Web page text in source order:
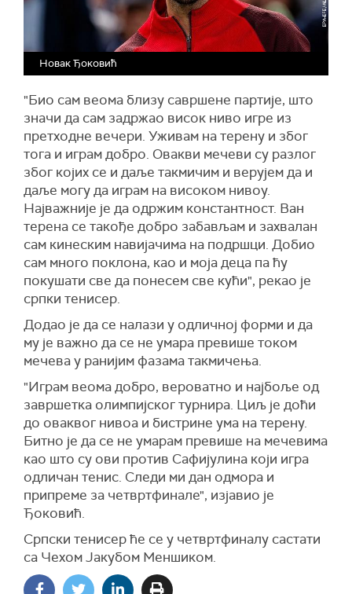
Новак Ђоковић
"Био сам веома близу савршене партије, што
значи да сам задржао висок ниво игре из
претходне вечери. Уживам на терену и због
тога и играм добро. Овакви мечеви су разлог
због којих се и даље такмичим и верујем да и
даље могу да играм на високом нивоу.
Најважније је да одржим константност. Ван
терена се такође добро забављам и захвалан
сам кинеским навијачима на подршци. Добио
сам много поклона, као и моја деца па ћу
покушати све да понесем све кући", рекао је
српки тенисер.
Додао је да се налази у одличној форми и да
му је важно да се не умара превише током
мечева у ранијим фазама такмичења.
"Играм веома добро, вероватно и најбоље од
завршетка олимпијског турнира. Циљ је доћи
до оваквог нивоа и бистрине ума на терену.
Битно је да се не умарам превише на мечевима
као што су ови против Сафијулина који игра
одличан тенис. Следи ми дан одмора и
припреме за четвртфинале", изјавио је
Ђоковић.
Српски тенисер ће се у четвртфиналу састати
са Чехом Јакубом Меншиком.